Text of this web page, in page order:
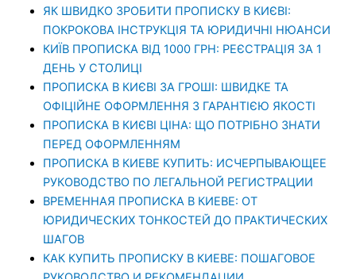
ЯК ШВИДКО ЗРОБИТИ ПРОПИСКУ В КИЄВІ:
ПОКРОКОВА ІНСТРУКЦІЯ ТА ЮРИДИЧНІ НЮАНСИ
КИЇВ ПРОПИСКА ВІД 1000 ГРН: РЕЄСТРАЦІЯ ЗА 1
ДЕНЬ У СТОЛИЦІ
ПРОПИСКА В КИЄВІ ЗА ГРОШІ: ШВИДКЕ ТА
ОФІЦІЙНЕ ОФОРМЛЕННЯ З ГАРАНТІЄЮ ЯКОСТІ
ПРОПИСКА В КИЄВІ ЦІНА: ЩО ПОТРІБНО ЗНАТИ
ПЕРЕД ОФОРМЛЕННЯМ
ПРОПИСКА В КИЕВЕ КУПИТЬ: ИСЧЕРПЫВАЮЩЕЕ
РУКОВОДСТВО ПО ЛЕГАЛЬНОЙ РЕГИСТРАЦИИ
ВРЕМЕННАЯ ПРОПИСКА В КИЕВЕ: ОТ
ЮРИДИЧЕСКИХ ТОНКОСТЕЙ ДО ПРАКТИЧЕСКИХ
ШАГОВ
КАК КУПИТЬ ПРОПИСКУ В КИЕВЕ: ПОШАГОВОЕ